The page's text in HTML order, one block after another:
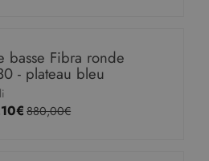
basse Fibra ronde
- plateau bleu
880,00€